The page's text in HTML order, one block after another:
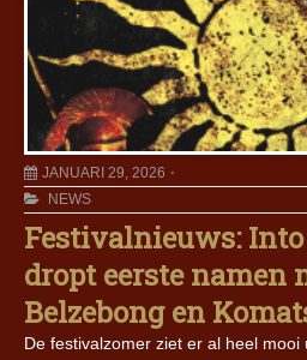
JANUARI 29, 2026
NEWS
Festivalnieuws: Into
dropt eerste namen
Belzebong en
De festivalzomer ziet er al heel